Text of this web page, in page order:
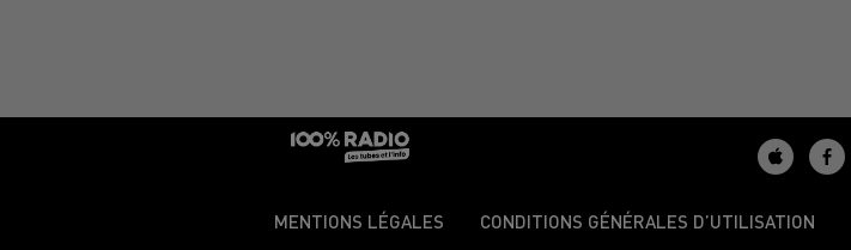
MENTIONS LÉGALES CONDITIONS GÉNÉRALES D’UTILISATION